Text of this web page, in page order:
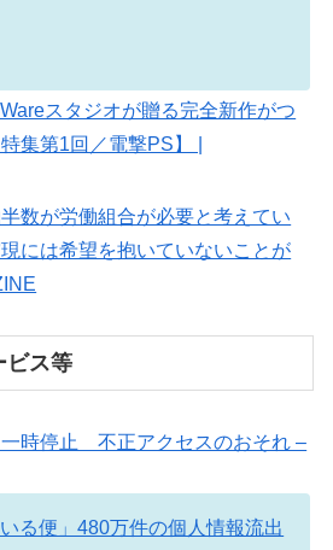
スタジオが贈る完全新作がつ
集第1回／電撃PS】 |
数が労働組合が必要と考えてい
には希望を抱いていないことが
ビス等
一時停止 不正アクセスのおそれ –
いる便」480万件の個人情報流出